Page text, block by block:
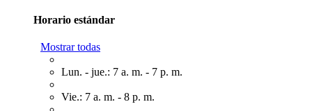
Horario estándar
Mostrar todas
Lun. - jue.: 7 a. m. - 7 p. m.
Vie.: 7 a. m. - 8 p. m.